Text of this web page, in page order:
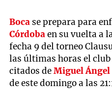
Boca se prepara para
Córdobaen su vuelta a
fecha 9 del torneo
las últimas horas el
citados deMiguel Ángel
de este domingo a las